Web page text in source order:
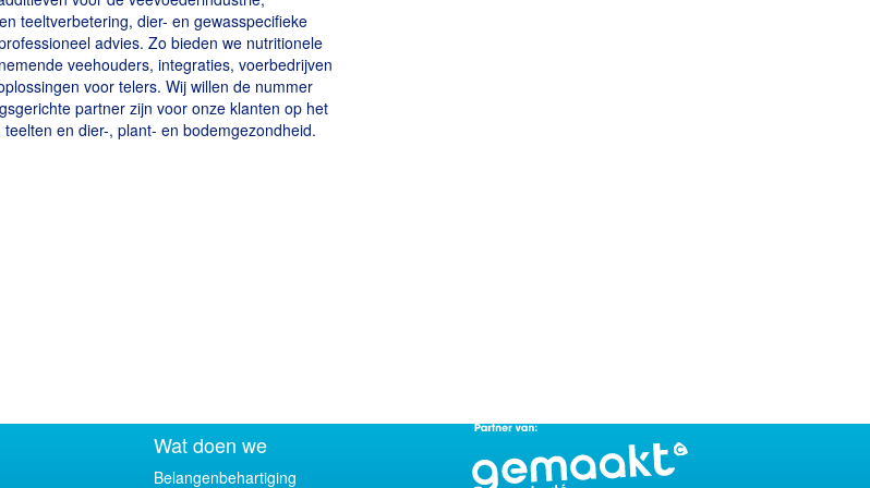
teeltverbetering, dier- en gewasspecifieke
advies. Zo bieden we nutritionele
veehouders, integraties, voerbedrijven
voor telers. Wij willen de nummer
partner zijn voor onze klanten op het
en dier-, plant- en bodemgezondheid.
Wat doen we
Belangenbehartiging